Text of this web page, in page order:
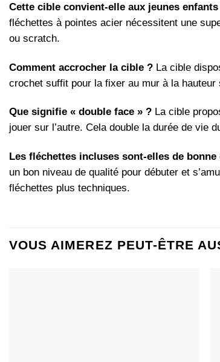
Cette cible convient-elle aux jeunes
fléchettes à pointes acier nécessitent une
ou scratch.
Comment accrocher la cible ? La cible
crochet suffit pour la fixer au mur à la hauteur
Que signifie « double face » ? La cible
jouer sur l’autre. Cela double la durée de vie
Les fléchettes incluses sont-elles de bonne
un bon niveau de qualité pour débuter et
fléchettes plus techniques.
VOUS AIMEREZ PEUT-ÊTRE